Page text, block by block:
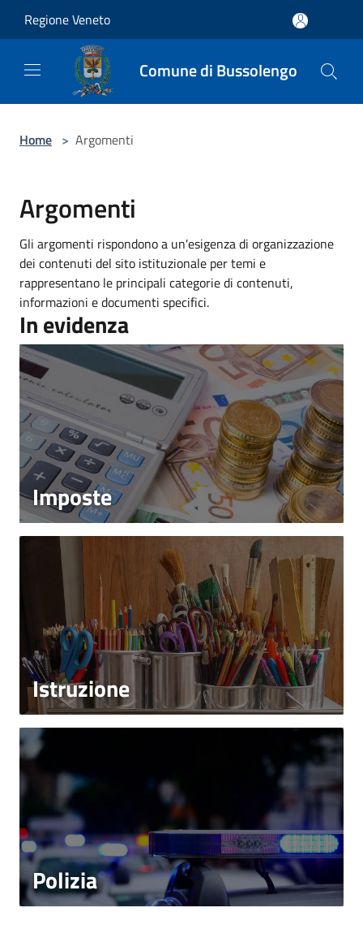
Regione Veneto
Comune di Bussolengo
Home > Argomenti
Argomenti
Gli argomenti rispondono a un'esigenza di organizzazione
dei contenuti del sito istituzionale per temi e
rappresentano le principali categorie di contenuti,
informazioni e documenti specifici.
In evidenza
Imposte
Istruzione
Polizia